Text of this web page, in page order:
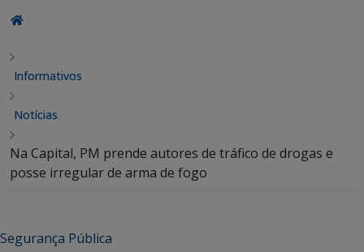
Informativos
Notícias
Na Capital, PM prende autores de tráfico de drogas e
posse irregular de arma de fogo
Segurança Pública